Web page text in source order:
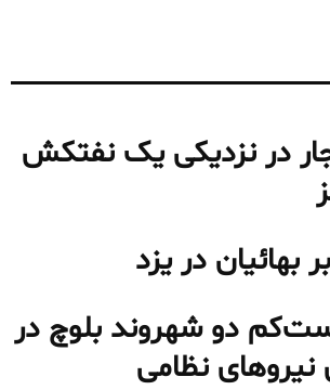
در نزدیکی یک نفتکش
بهائیان در یزد
دو شهروند بلوچ در
نیروهای نظامی